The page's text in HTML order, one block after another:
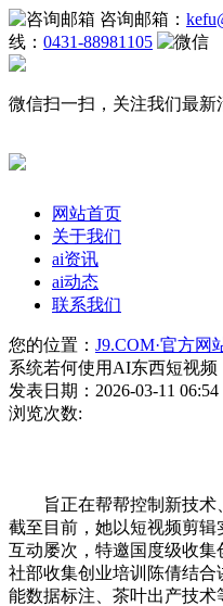
咨询邮箱：
线： 0431-88981105
微信扫一扫，关注我们最新
网站首页
关于我们
ai资讯
ai动态
联系我们
您的位置： J9.COM·官方网
系统若何使用AI东西短视频
发表日期：2026-03-11
浏览次数:
旨正在帮帮控制新技术
截至目前，她以短视频剪
互动屡次，特邀国度级收集
社部收集创业培训陈倩结
能数据标注、茶叶出产技术